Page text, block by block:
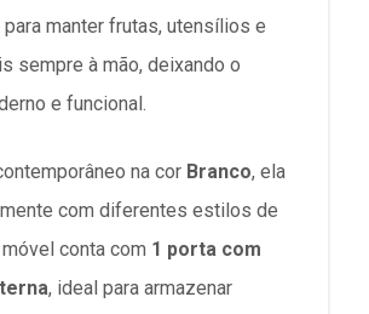
manter frutas, utensílios e
sempre à mão, deixando o
e funcional.
na cor Branco, ela
com diferentes estilos de
conta com 1 porta com
, ideal para armazenar